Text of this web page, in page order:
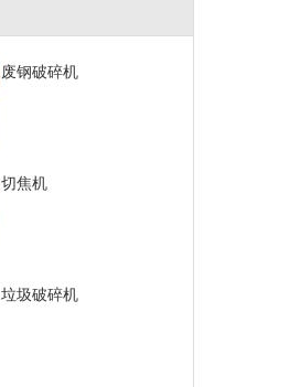
废钢破碎机
切焦机
垃圾破碎机